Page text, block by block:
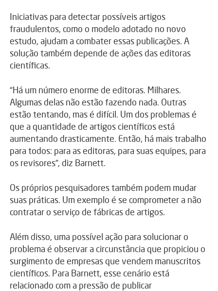
Iniciativas para detectar possíveis artigos
fraudulentos, como o modelo adotado no novo
estudo, ajudam a combater essas publicações. A
solução também depende de ações das editoras
científicas.
“Há um número enorme de editoras. Milhares.
Algumas delas não estão fazendo nada. Outras
estão tentando, mas é difícil. Um dos problemas é
que a quantidade de artigos científicos está
aumentando drasticamente. Então, há mais trabalho
para todos: para as editoras, para suas equipes, para
os revisores”, diz Barnett.
Os próprios pesquisadores também podem mudar
suas práticas. Um exemplo é se comprometer a não
contratar o serviço de fábricas de artigos.
Além disso, uma possível ação para solucionar o
problema é observar a circunstância que propiciou o
surgimento de empresas que vendem manuscritos
científicos. Para Barnett, esse cenário está
relacionado com a pressão de publicar